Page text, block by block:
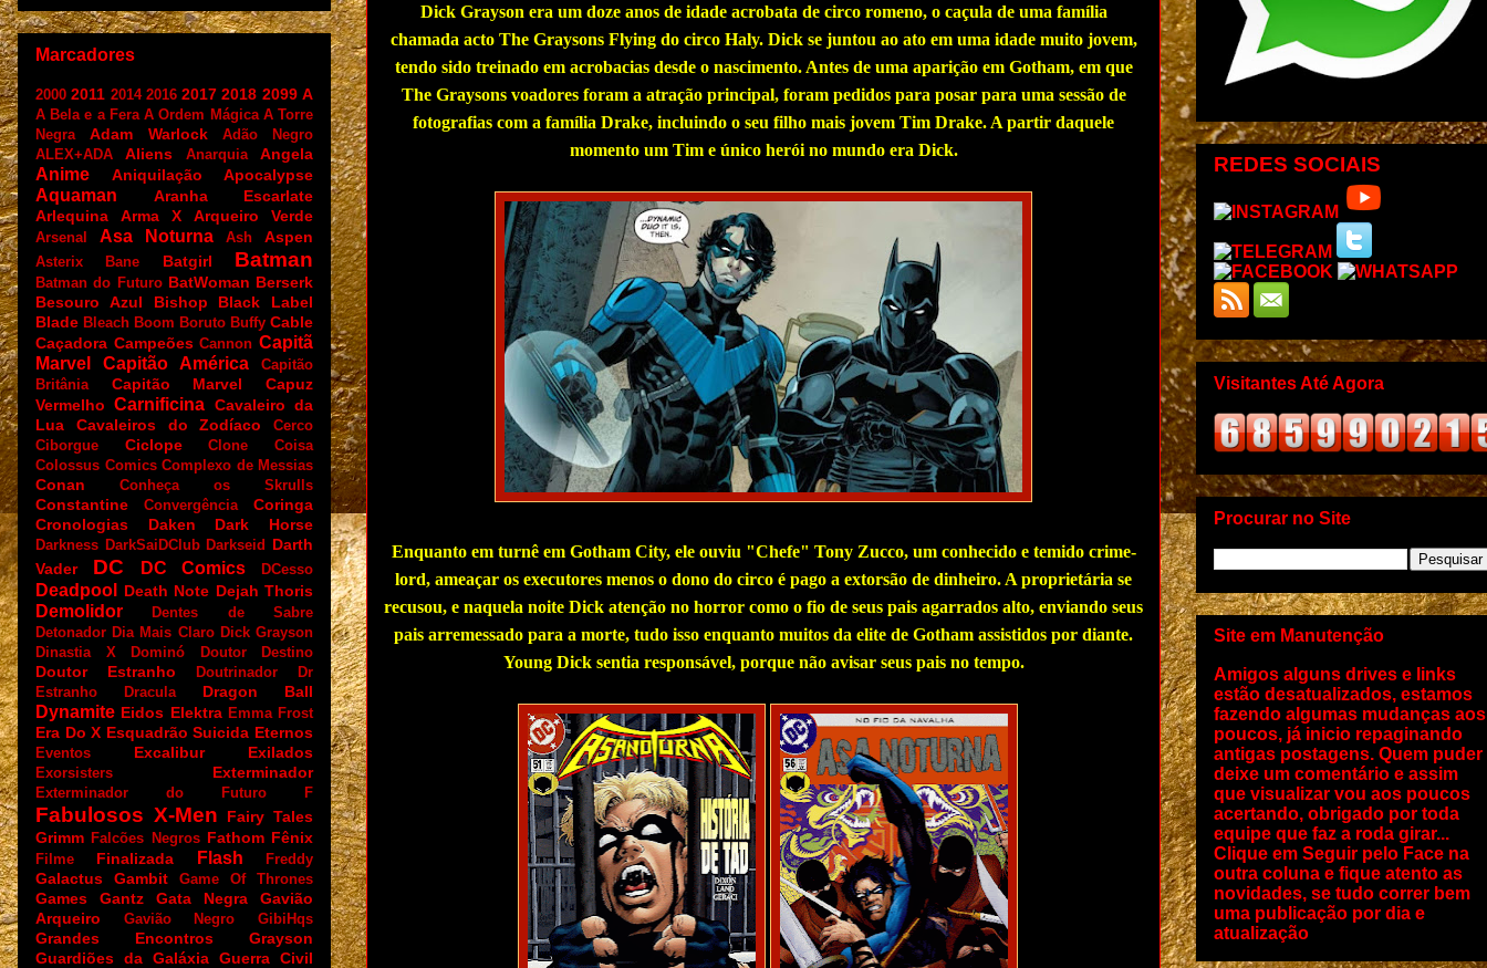
Dick Grayson era um doze anos de idade acrobata de circo romeno, o caçula de uma família
chamada acto The Graysons Flying do circo Haly. Dick se juntou ao ato em uma idade muito jovem,
tendo sido treinado em acrobacias desde o nascimento. Antes de uma aparição em Gotham, em que
The Graysons voadores foram a atração principal, foram pedidos para posar para uma sessão de
fotografias com a família Drake, incluindo o seu filho mais jovem Tim Drake. A partir daquele
momento um Tim e único herói no mundo era Dick.
Enquanto em turnê em Gotham City, ele ouviu "Chefe" Tony Zucco, um conhecido e temido crime-
lord, ameaçar os executores menos o dono do circo é pago a extorsão de dinheiro. A proprietária se
recusou, e naquela noite Dick atenção no horror como o fio de seus pais agarrados alto, enviando seus
pais arremessado para a morte, tudo isso enquanto muitos da elite de Gotham assistidos por diante.
Young Dick sentia responsável, porque não avisar seus pais no tempo.
Marcadores
2000 2011 2014 2016 2017 2018 2099 A
A Bela e a Fera A Ordem Mágica A Torre
Negra
Adam Warlock
Adão Negro
ALEX+ADA
Aliens Anarquia Angela
Anime Aniquilação Apocalypse
Aquaman
Aranha Escarlate
Arlequina
Arma X Arqueiro Verde
Arsenal Asa Noturna Ash Aspen
Asterix Bane Batgirl Batman
Batman do Futuro BatWoman Berserk
Besouro Azul
Bishop
Black Label
Blade Bleach Boom Boruto Buffy Cable
Caçadora Campeões Cannon Capitã
Marvel
Capitão América
Capitão
Britânia
Capitão Marvel
Capuz
Vermelho Carnificina Cavaleiro da
Lua
Cavaleiros do Zodíaco
Cerco
Ciborgue
Ciclope Clone
Coisa
Colossus Comics Complexo de Messias
Conan Conheça os Skrulls
Constantine Convergência
Coringa
Cronologias
Daken Dark Horse
Darkness DarkSaiDClub Darkseid Darth
Vader
DC DC Comics DCesso
Deadpool Death Note Dejah Thoris
Demolidor
Dentes de Sabre
Detonador Dia Mais Claro Dick Grayson
Dinastia X
Dominó Doutor Destino
Doutor Estranho Doutrinador
Dr
Estranho
Dracula Dragon Ball
Dynamite Eidos Elektra Emma Frost
Era Do X Esquadrão Suicida Eternos
Eventos Excalibur Exilados
Exorsisters Exterminador
Exterminador do Futuro F
Fabulosos X-Men
Fairy Tales
Grimm Falcões Negros Fathom Fênix
Filme Finalizada Flash Freddy
Galactus Gambit Game Of Thrones
Games Gantz Gata Negra
Gavião
Arqueiro
Gavião Negro GibiHqs
Grandes Encontros
Grayson
Guardiões da Galáxia Guerra Civil
REDES SOCIAIS
Visitantes Até Agora
Procurar no Site
Site em Manutenção
Amigos alguns drives e links
estão desatualizados, estamos
fazendo algumas mudanças aos
poucos, já inicio repaginando
antigas postagens. Quem puder
deixe um comentário e assim
que visualizar vou aos poucos
acertando, obrigado por toda
equipe que faz a roda girar...
Clique em Seguir pelo Face na
outra coluna e fique atento as
novidades, se tudo correr bem
uma publicação por dia e
atualização